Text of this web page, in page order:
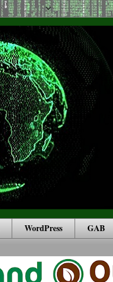
WordPress GAB